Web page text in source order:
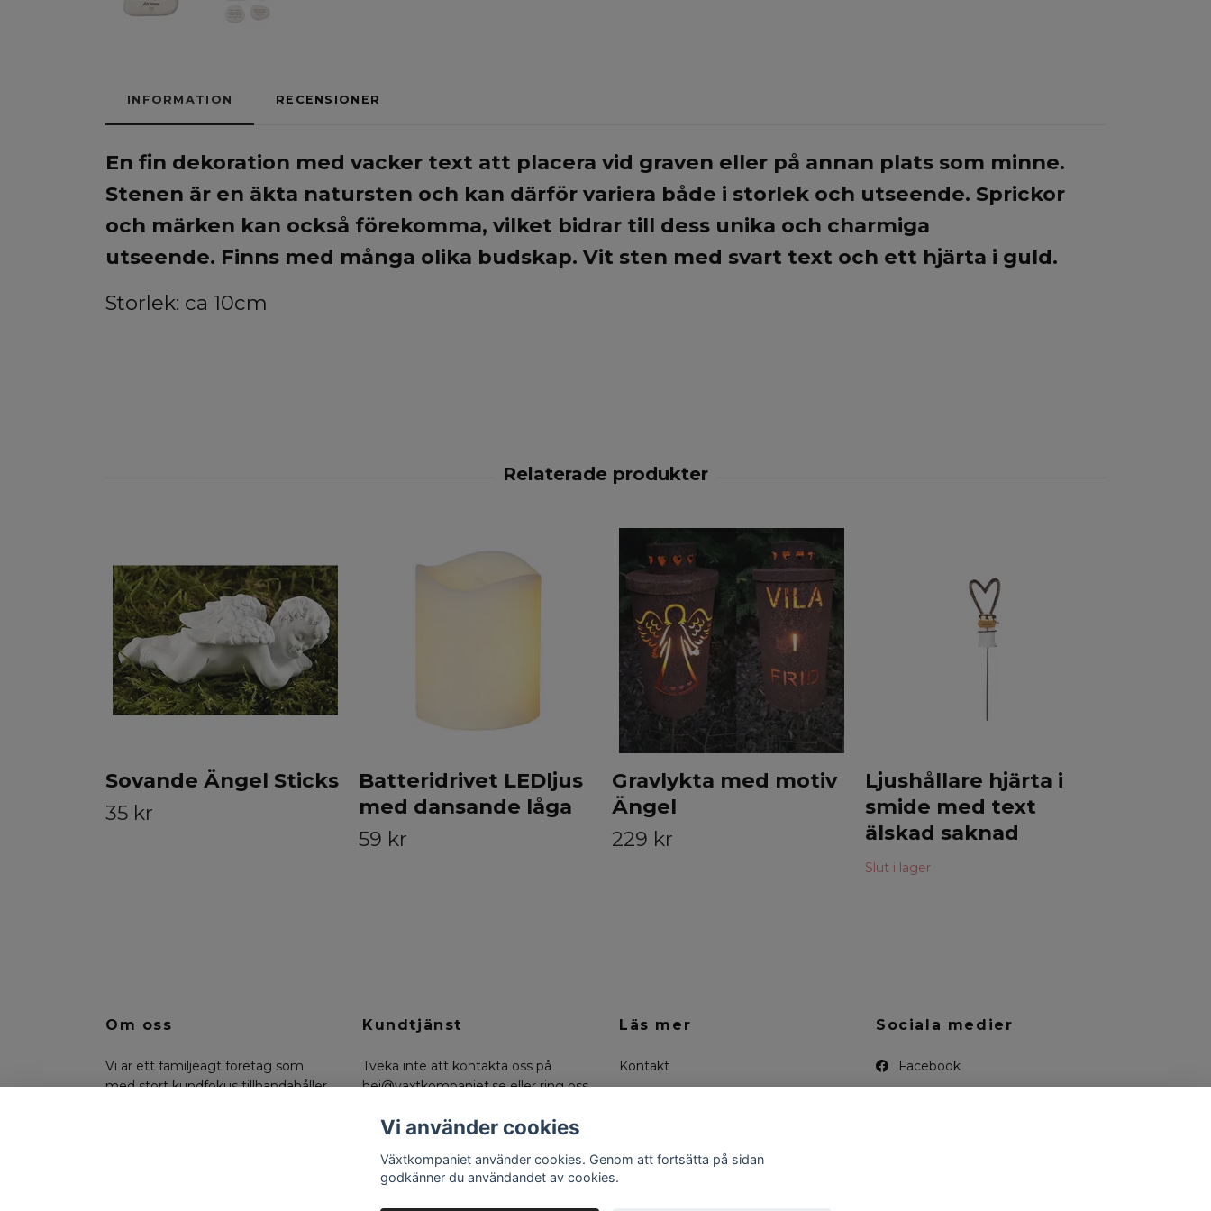
INFORMATION RECENSIONER
En fin dekoration med vacker text att placera vid graven eller på annan plats som minne.
Stenen är en äkta natursten och kan därför variera både i storlek och utseende. Sprickor
och märken kan också förekomma, vilket bidrar till dess unika och charmiga
utseende. Finns med många olika budskap. Vit sten med svart text och ett hjärta i guld.
Storlek: ca 10cm
Sovande Ängel Sticks
35 kr
Batteridrivet LEDljus
med dansande låga
59 kr
Gravlykta med motiv
Ängel
229 kr
Ljushållare hjärta i
smide med text
älskad saknad
Slut i lager
Om oss
Vi är ett familjeägt företag som
med stort kundfokus tillhandahåller
Kundtjänst
Tveka inte att kontakta oss på
hej@vaxtkompaniet.seeller ring oss
Läs mer
Kontakt
Sociala medier
Facebook
Vi använder cookies
Växtkompaniet använder cookies. Genom att fortsätta på sidan
godkänner du användandet av cookies.